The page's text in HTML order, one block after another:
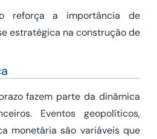
reforça a importância de
estratégica na construção de
fazem parte da dinâmica
Eventos geopolíticos,
monetária são variáveis que